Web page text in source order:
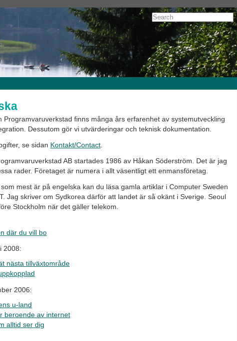
Programvaruverkstad finns många års erfarenhet av systemutveckling
Dessutom gör vi utvärderingar och teknisk dokumentation.
se sidan Kontakt/Contact
AB startades 1986 av Håkan Söderström. Det är jag
rader. Företaget är numera i allt väsentligt ett enmansföretag.
mest är på engelska kan du läsa gamla artiklar i Computer Sweden
Jag skriver om Sydkorea därför att landet är så okänt i Sverige. Seoul
Stockholm när det gäller telekom.
där du vill bo
2008:
nästa tillväxtområde
2006:
u-land
beroende av internet
alltid ser dig